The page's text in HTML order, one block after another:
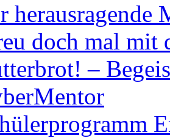
herausragende
doch mal mit
–